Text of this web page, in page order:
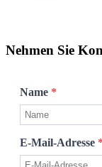
Nehmen Sie
Name *
E-Mail-Adresse *